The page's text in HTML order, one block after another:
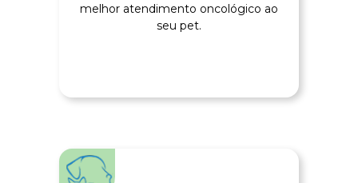
melhor atendimento oncológico ao
seu pet.